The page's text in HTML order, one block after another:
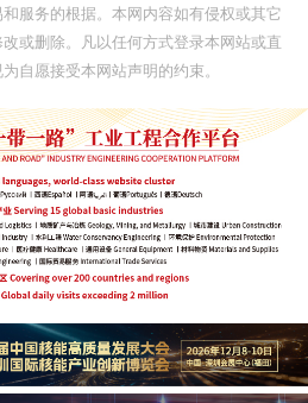
服务的根据。本网内容如有侵权或其它
或删除。凡以任何方式登录本网站或直
自愿接受本网站声明的约束。